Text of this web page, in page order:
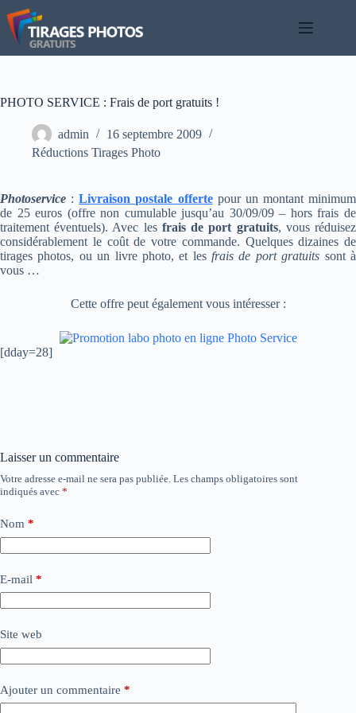
Passer
au
contenu
PHOTO SERVICE : Frais de port gratuits !
admin
16 septembre 2009
Réductions Tirages Photo
Photoservice :Livraison postale offertepour un montant minimum
de 25 euros (offre non cumulable jusqu’au 30/09/09 – hors frais de
traitement éventuels). Avec les frais de port gratuits, vous réduisez
considérablement le coût de votre commande. Quelques dizaines de
tirages photos, ou un livre photo, et lesfrais de port gratuits sont à
vous …
Cette offre peut également vous intéresser :
[dday=28]
Laisser un commentaire
Votre adresse e-mail ne sera pas publiée. Les champs obligatoires sont
indiqués avec *
Nom *
E-mail *
Site web
Ajouter un commentaire *